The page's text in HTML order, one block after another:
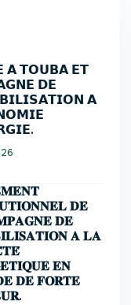
𝗔 𝗧𝗢𝗨𝗕𝗔 𝗘𝗧
𝗗𝗘
𝗔
𝐃𝐄
𝐃𝐄
𝐀 𝐋𝐀
𝐄𝐍
𝐃𝐄 𝐅𝐎𝐑𝐓𝐄